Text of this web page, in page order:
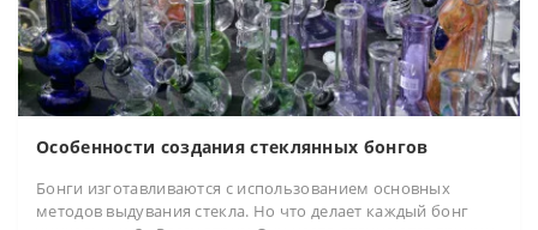
Особенности создания стеклянных бонгов
Бонги изготавливаются с использованием основных
методов выдувания стекла. Но что делает каждый бонг